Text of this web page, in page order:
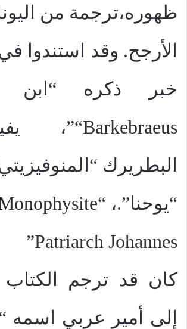
ظهوره،ترجمة من
الأرجح. وقد استندوا
خبر ذكره “ابن
Barkebraeus“”،
البطريرك
“يوحنا”.، “
Patriarch Johannes
”
كان قد ترجم
إلى أمير عربي اسمه